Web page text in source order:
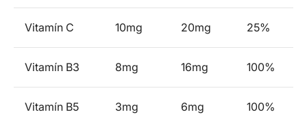
Vitamín C 10mg 20mg 25%
Vitamín B3 8mg 16mg 100%
Vitamín B5 3mg 6mg 100%